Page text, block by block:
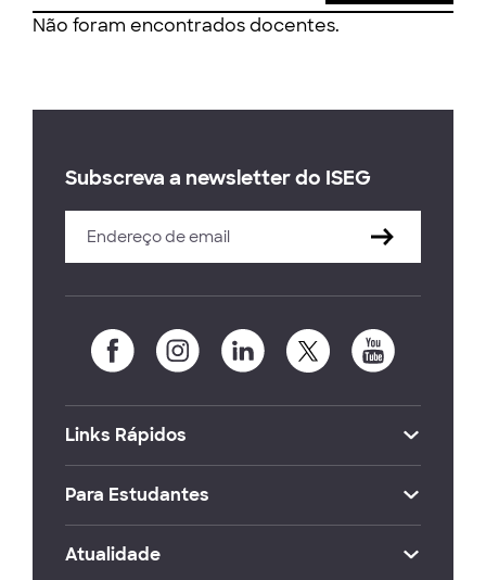
Não foram encontrados docentes.
Subscreva a newsletter do ISEG
Links Rápidos
Para Estudantes
Atualidade